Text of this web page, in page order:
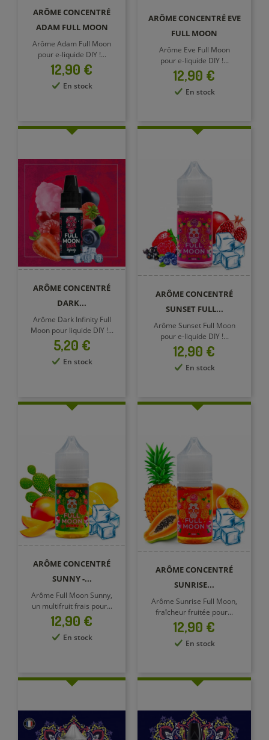
ARÔME CONCENTRÉ
ADAM FULL MOON
Arôme Adam Full Moon
pour e-liquide DIY !...
Prix
12,90 €
En stock
ARÔME CONCENTRÉ EVE
FULL MOON
Arôme Eve Full Moon
pour e-liquide DIY !...
Prix
12,90 €
En stock
ARÔME CONCENTRÉ
DARK...
Arôme Dark Infinity Full
Moon pour liquide DIY !...
Prix
5,20 €
En stock
ARÔME CONCENTRÉ
SUNSET FULL...
Arôme Sunset Full Moon
pour e-liquide DIY !...
Prix
12,90 €
En stock
ARÔME CONCENTRÉ
SUNNY -...
Arôme Full Moon Sunny,
un multifruit frais pour...
Prix
12,90 €
En stock
ARÔME CONCENTRÉ
SUNRISE...
Arôme Sunrise Full Moon,
fraîcheur fruitée pour...
Prix
12,90 €
En stock